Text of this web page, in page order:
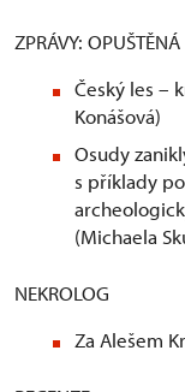
ZPRÁVY:
Český les –
Konášová)
Osudy
s příklady
(Michaela
NEKROLOG
Za Alešem